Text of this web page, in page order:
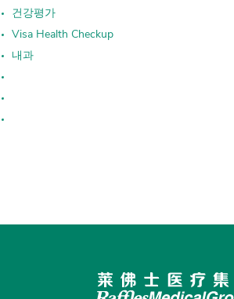
건강평가
Visa Health Checkup
내과